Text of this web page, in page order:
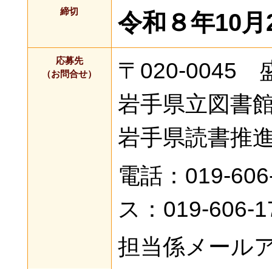
締切 令和８年10
応募先
（お問合せ）
〒020-0045
岩手県立図書
岩手県読書推
電話：019-
ス：019-606-
担当係メール